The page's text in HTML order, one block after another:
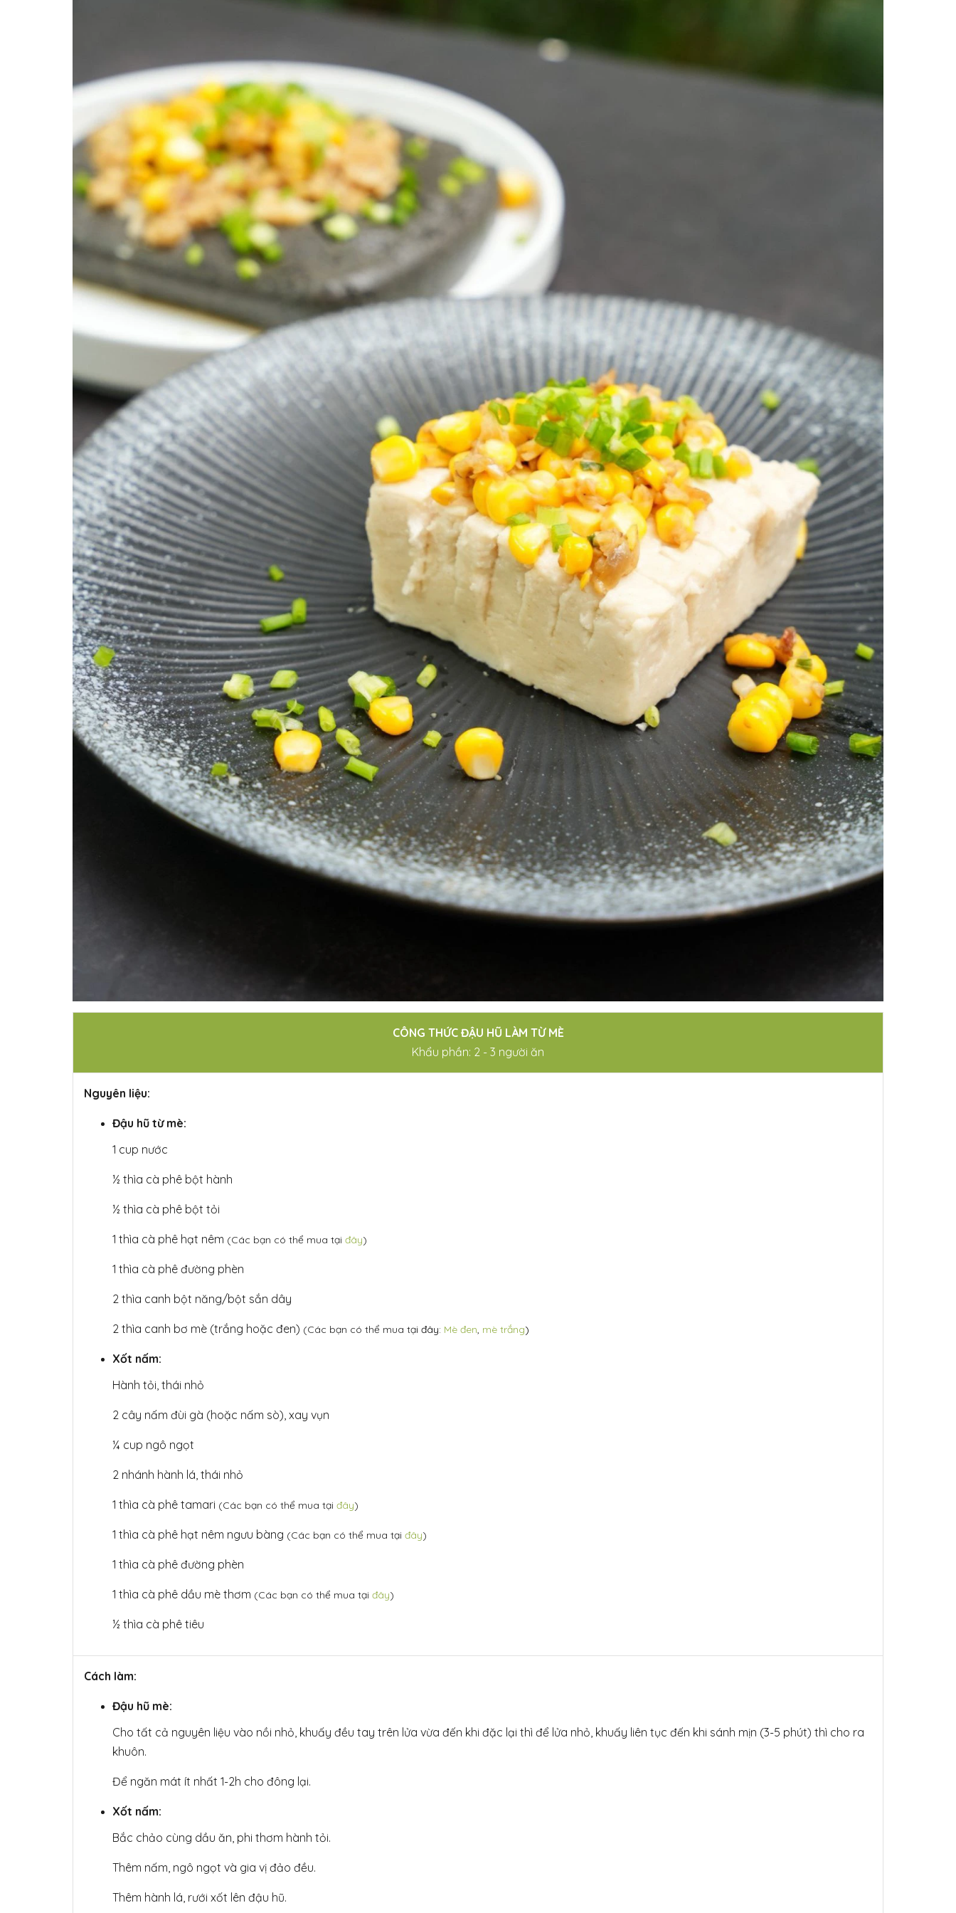
CÔNG THỨC ĐẬU HŨ LÀM TỪ MÈ
Khẩu phần: 2 - 3 người ăn
Nguyên liệu:
Đậu hũ từ mè:
1 cup nước
½ thìa cà phê bột hành
½ thìa cà phê bột tỏi
1 thìa cà phê hạt nêm (Các bạn có thể mua tại đây)
1 thìa cà phê đường phèn
2 thìa canh bột năng/bột sắn dây
2 thìa canh bơ mè (trắng hoặc đen) (Các bạn có thể mua tại đây: Mè đen mè trắng)
Xốt nấm:
Hành tỏi, thái nhỏ
2 cây nấm đùi gà (hoặc nấm sò), xay vụn
¼ cup ngô ngọt
2 nhánh hành lá, thái nhỏ
1 thìa cà phê tamari (Các bạn có thể mua tại đây)
1 thìa cà phê hạt nêm ngưu bàng (Các bạn có thể mua tại đây)
1 thìa cà phê đường phèn
1 thìa cà phê dầu mè thơm (Các bạn có thể mua tại đây)
½ thìa cà phê tiêu
Cách làm:
Đậu hũ mè:
Cho tất cả nguyên liệu vào nồi nhỏ, khuấy đều tay trên lửa vừa đến khi đặc lại thì để lửa nhỏ, khuấy liên tục đến khi sánh mịn (3-5 phút) thì cho ra
khuôn.
Để ngăn mát ít nhất 1-2h cho đông lại.
Xốt nấm:
Bắc chảo cùng dầu ăn, phi thơm hành tỏi.
Thêm nấm, ngô ngọt và gia vị đảo đều.
Thêm hành lá, rưới xốt lên đậu hũ.